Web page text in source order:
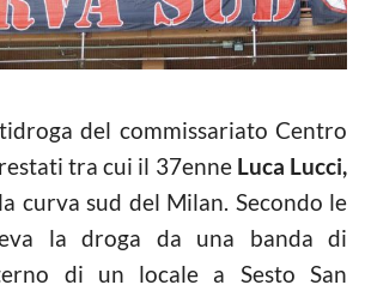
del commissariato Centro
tra cui il 37enneLuca Lucci,
curva sud del Milan. Secondo le
la droga da una banda di
di un locale a Sesto San